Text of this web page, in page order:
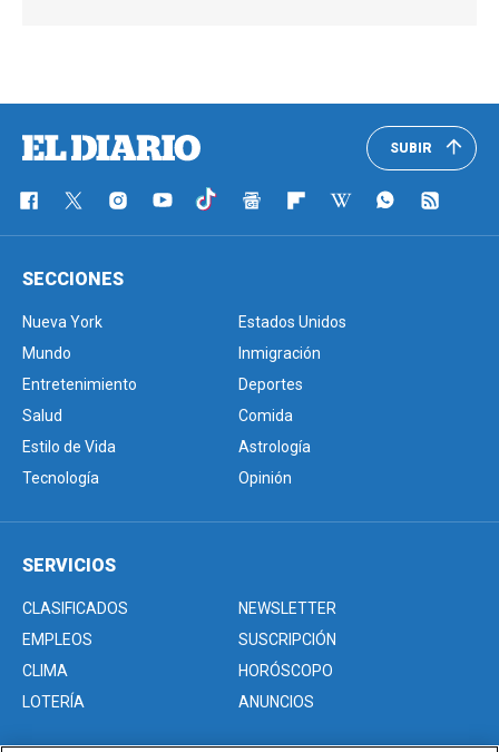
SUBIR
SECCIONES
Nueva York
Estados Unidos
Mundo
Inmigración
Entretenimiento
Deportes
Salud
Comida
Estilo de Vida
Astrología
Tecnología
Opinión
SERVICIOS
CLASIFICADOS
NEWSLETTER
EMPLEOS
SUSCRIPCIÓN
CLIMA
HORÓSCOPO
LOTERÍA
ANUNCIOS